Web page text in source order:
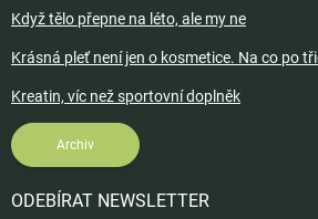
Když tělo přepne na léto, ale my ne
Krásná pleť není jen o kosmetice. Na co po
Kreatin, víc než sportovní doplněk
Archiv
ODEBÍRAT NEWSLETTER